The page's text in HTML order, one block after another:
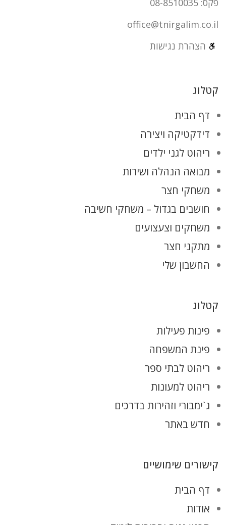
פקס: 08-8510035
office@tnirgalim.co.il
הצהרת נגישות
קטלוג
דף הבית
דידקטיקה ויצירה
ריהוט לגני ילדים
מבואה הנהלה ושירות
משחקי חצר
חושבים בגדול – משחקי חשיבה
משחקים וצעצועים
מתקני חצר
החשבון שלי
קטלוג
פינות פעילות
פינת המשפחה
ריהוט לבתי ספר
ריהוט למעונות
ג`ימבורי וזהירות בדרכים
חדש באתר
קישורים שימושיים
דף הבית
אודות